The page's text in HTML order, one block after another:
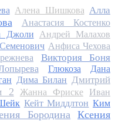
Алена Шишкова Алла
Анастасия Костенко
Джоли
Андрей Малахов
Анфиса Чехова
Виктория Боня
Глюкоза
Дана
Дима Билан
Дмитрий
2 Жанна Фриске
Иван
Кейт Миддлтон Ким
Бородина
Ксения